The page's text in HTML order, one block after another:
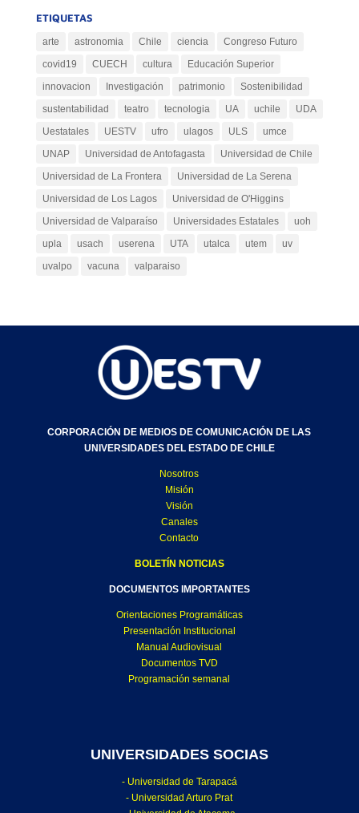
ETIQUETAS
arte astronomia Chile ciencia
Congreso Futuro
covid19
CUECH cultura
Educación Superior
innovacion
Investigación patrimonio
Sostenibilidad
sustentabilidad
teatro tecnologia UA uchile
UDA
Uestatales
UESTV ufro ulagos ULS
umce
UNAP
Universidad de Antofagasta
Universidad de Chile
Universidad de La Frontera
Universidad de La Serena
Universidad de Los Lagos
Universidad de O'Higgins
Universidad de Valparaíso
Universidades Estatales
uoh
upla
usach userena UTA utalca utem
uv
uvalpo
vacuna valparaiso
CORPORACIÓN DE MEDIOS DE COMUNICACIÓN DE LAS
UNIVERSIDADES DEL ESTADO DE CHILE
Nosotros
Misión
Visión
Canales
Contacto
BOLETÍN NOTICIAS
DOCUMENTOS IMPORTANTES
Orientaciones Programáticas
Presentación Institucional
Manual Audiovisual
Documentos TVD
Programación semanal
UNIVERSIDADES SOCIAS
- Universidad de Tarapacá
- Universidad Arturo Prat